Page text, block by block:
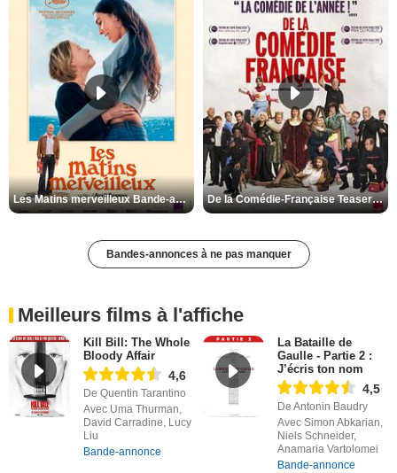
Les Matins merveilleux Bande-annonce VF De la Comédie-Française Teaser VF
Bandes-annonces à ne pas manquer
Meilleurs films à l'affiche
Kill Bill: The Whole
Bloody Affair
4,6
De Quentin Tarantino
Avec Uma Thurman,
David Carradine, Lucy
Liu
Bande-annonce
La Bataille de
Gaulle - Partie 2 :
J’écris ton nom
4,5
De Antonin Baudry
Avec Simon Abkarian,
Niels Schneider,
Anamaria Vartolomei
Bande-annonce